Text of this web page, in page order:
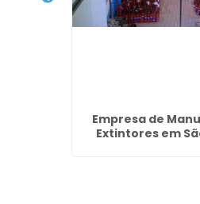
Empresa de
Extintores em